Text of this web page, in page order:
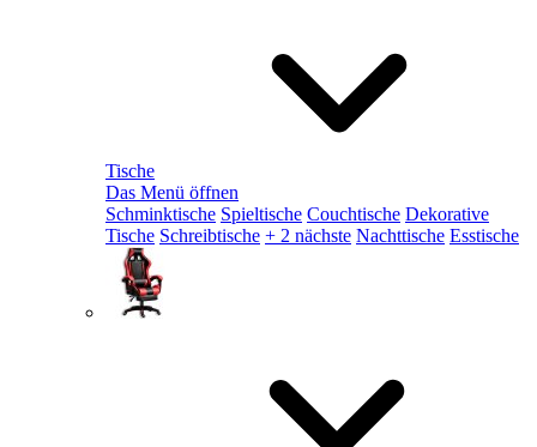
Tische
Das Menü öffnen
Schminktische Spieltische Couchtische Dekorative
Tische Schreibtische + 2 nächste Nachttische Esstische